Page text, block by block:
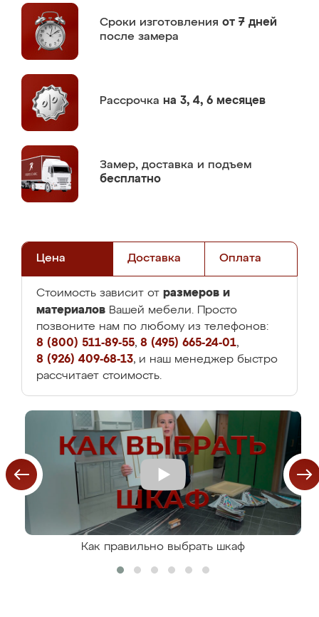
Сроки изготовления от 7 дней
после замера
Рассрочка на 3, 4, 6 месяцев
Замер, доставка и подъем
бесплатно
Цена Доставка Оплата
Стоимость зависит от размеров и
материалов Вашей мебели. Просто
позвоните нам по любому из телефонов:
8 (800) 511-89-55, 8 (495) 665-24-01,
8 (926) 409-68-13, и наш менеджер быстро
рассчитает стоимость.
Как правильно выбрать шкаф